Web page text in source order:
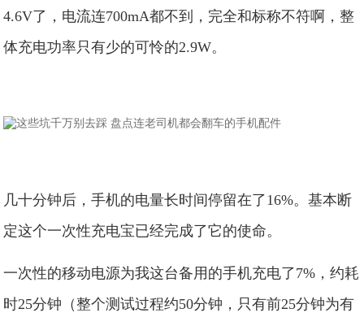
4.6V了，电流连700mA都不到，完全和标称不符啊，整
体充电功率只有少的可怜的2.9W。
几十分钟后，手机的电量长时间停留在了16%。基本断
定这个一次性充电宝已经完成了它的使命。
一次性的移动电源为我这台备用的手机充电了7%，约耗
时25分钟（整个测试过程约50分钟，只有前25分钟为有